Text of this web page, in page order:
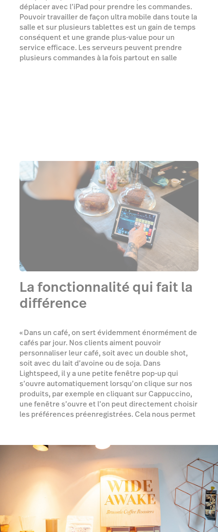
déplacer avec l’iPad pour prendre les commandes.
Pouvoir travailler de façon ultra mobile dans toute la
salle et sur plusieurs tablettes est un gain de temps
conséquent et une grande plus-value pour un
service efficace. Les serveurs peuvent prendre
plusieurs commandes à la fois partout en salle
La fonctionnalité qui fait la
différence
« Dans un café, on sert évidemment énormément de
cafés par jour. Nos clients aiment pouvoir
personnaliser leur café, soit avec un double shot,
soit avec du lait d’avoine ou de soja. Dans
Lightspeed, il y a une petite fenêtre pop-up qui
s’ouvre automatiquement lorsqu’on clique sur nos
produits, par exemple en cliquant sur Cappuccino,
une fenêtre s’ouvre et l’on peut directement choisir
les préférences préenregistrées. Cela nous permet
manuellement ou ajouter une note pour la ou le